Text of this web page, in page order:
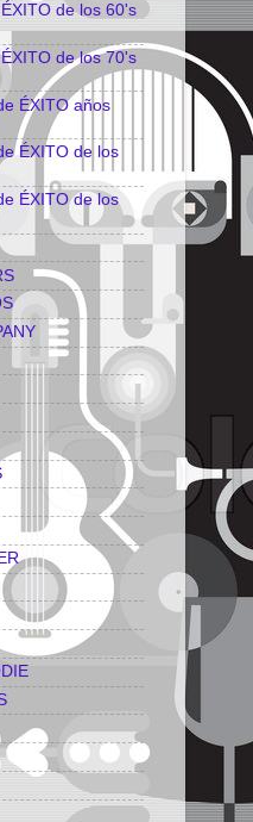
de los 60's
de los 70's
ÉXITO años
ÉXITO de los
ÉXITO de los